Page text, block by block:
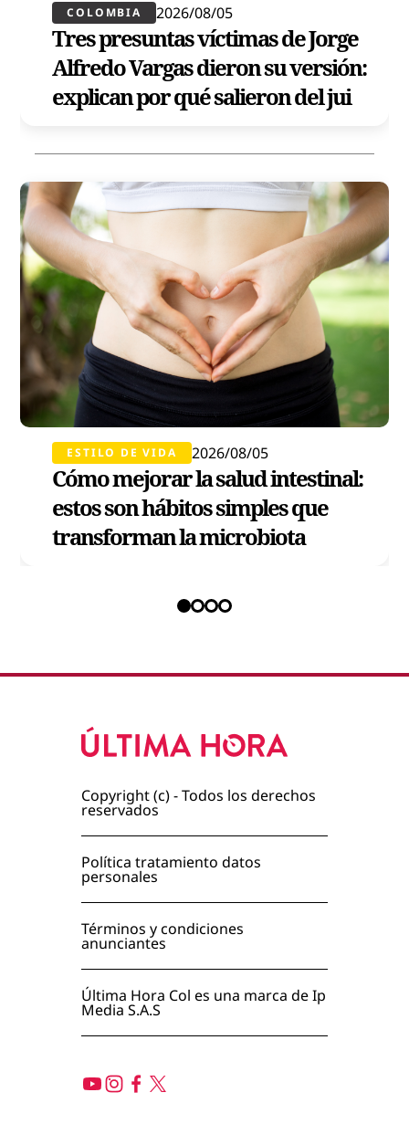
COLOMBIA 2026/08/05
Tres presuntas víctimas de Jorge
Alfredo Vargas dieron su versión:
explican por qué salieron del jui
ESTILO DE VIDA 2026/08/05
Cómo mejorar la salud intestinal:
estos son hábitos simples que
transforman la microbiota
Copyright (c) - Todos los derechos
reservados
Política tratamiento datos
personales
Términos y condiciones
anunciantes
Última Hora Col es una marca de Ip
Media S.A.S